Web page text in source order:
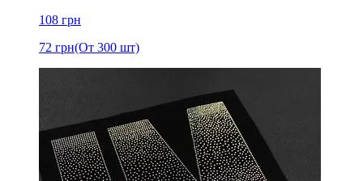
108 грн
72 грн(От 300 шт)